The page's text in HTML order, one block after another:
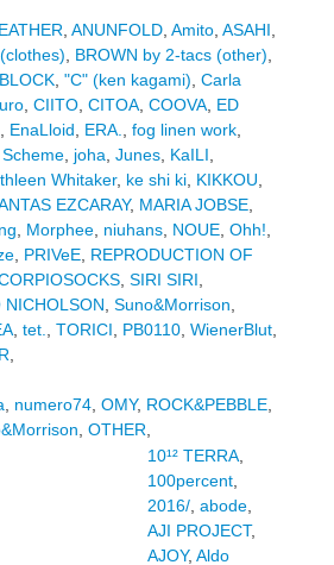
ANUNFOLD, Amito, ASAHI
BROWN by 2-tacs (other)
, "C" (ken kagami) Carla
, CIITO, CITOA, COOVA, ED
EnaLloid ERA. fog linen work,
, joha Junes, KaILI
Whitaker, ke shi ki, KIKKOU
EZCARAY, MARIA JOBSE,
Morphee, niuhans, NOUE, Ohh!
, PRIVeE, REPRODUCTION OF
, SIRI SIRI
NICHOLSON Suno&Morrison
, tet. TORICI PB0110, WienerBlut,
numero74, OMY, ROCK&PEBBLE,
OTHER
10¹² TERRA,
100percent,
2016/, abode,
AJI PROJECT,
AJOY, Aldo